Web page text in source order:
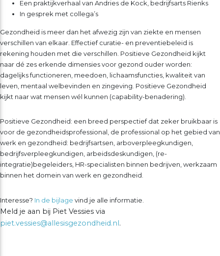
Een praktijkverhaal van Andries de Kock, bedrijfsarts Rienks
In gesprek met collega’s
Gezondheid is meer dan het afwezig zijn van ziekte en mensen
verschillen van elkaar. Effectief curatie- en preventiebeleid is
rekening houden met die verschillen. Positieve Gezondheid kijkt
naar dé zes erkende dimensies voor gezond ouder worden:
dagelijks functioneren, meedoen, lichaamsfuncties, kwaliteit van
leven, mentaal welbevinden en zingeving. Positieve Gezondheid
kijkt naar wat mensen wél kunnen (capability-benadering).
Positieve Gezondheid: een breed perspectief dat zeker bruikbaar is
voor de gezondheidsprofessional, de professional op het gebied van
werk en gezondheid: bedrijfsartsen, arboverpleegkundigen,
bedrijfsverpleegkundigen, arbeidsdeskundigen, (re-
integratie)begeleiders, HR-specialisten binnen bedrijven, werkzaam
binnen het domein van werk en gezondheid.
Interesse? In de bijlage vind je alle informatie.
Meld je aan bij Piet Vessies via
piet.vessies@allesisgezondheid.nl.